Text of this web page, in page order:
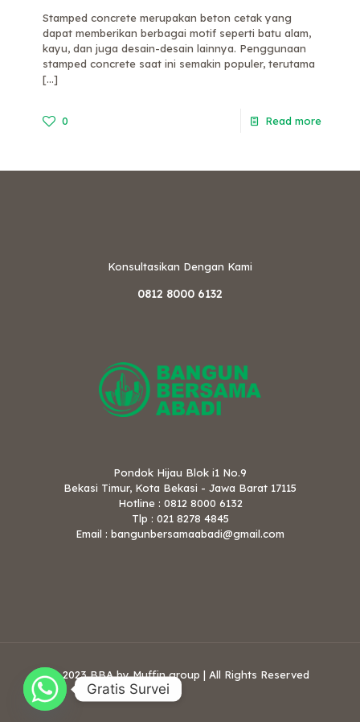
Stamped concrete merupakan beton cetak yang
dapat memberikan berbagai motif seperti batu alam,
kayu, dan juga desain-desain lainnya. Penggunaan
stamped concrete saat ini semakin populer, terutama
[…]
0 Read more
Konsultasikan Dengan Kami
0812 8000 6132
Pondok Hijau Blok i1 No.9
Bekasi Timur, Kota Bekasi - Jawa Barat 17115
Hotline : 0812 8000 6132
Tlp : 021 8278 4845
Email : bangunbersamaabadi@gmail.com
© 2023 BBA by Muffin group | All Rights Reserved
Gratis Survei